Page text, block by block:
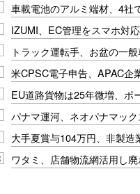
車載電池のアルミ端材、4社
IZUMI、EC管理をスマホ対
トラック運転手、お盆の一
米CPSC電子申告、APAC企
EU道路貨物は25年微増、ポ
パナマ運河、ネオパナマッ
大手夏賞与104万円、非製造
ワタミ、店舗物流網活用し